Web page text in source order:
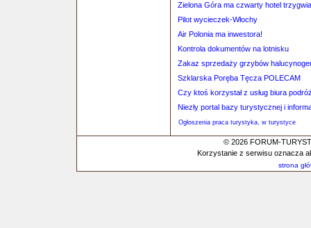
Zielona Góra ma czwarty hotel
Pilot wycieczek-Włochy
Air Polonia ma inwestora!
Kontrola dokumentów na lotnisku
Zakaz sprzedaży grzybów
Szklarska Poręba Tęcza POLECAM
Czy ktoś korzystał z usług biura
Niezły portal bazy turystycznej i
Ogłoszenia praca turystyka, w turystyce
© 2026 FORUM-
Korzystanie z serwisu oznacza
strona